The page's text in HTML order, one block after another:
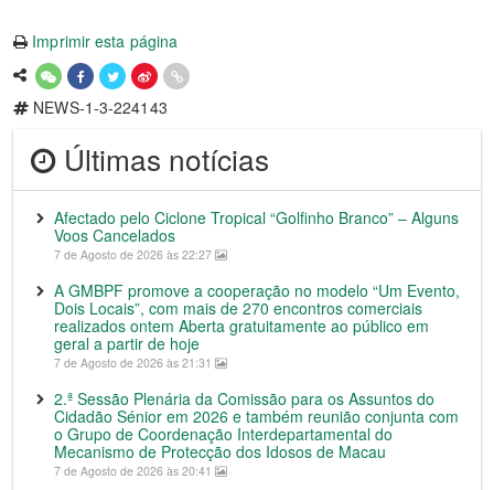
Imprimir esta página
NEWS-1-3-224143
Últimas notícias
Afectado pelo Ciclone Tropical “Golfinho Branco” – Alguns
Voos Cancelados
7 de Agosto de 2026 às 22:27
A GMBPF promove a cooperação no modelo “Um Evento,
Dois Locais”, com mais de 270 encontros comerciais
realizados ontem Aberta gratuitamente ao público em
geral a partir de hoje
7 de Agosto de 2026 às 21:31
2.ª Sessão Plenária da Comissão para os Assuntos do
Cidadão Sénior em 2026 e também reunião conjunta com
o Grupo de Coordenação Interdepartamental do
Mecanismo de Protecção dos Idosos de Macau
7 de Agosto de 2026 às 20:41